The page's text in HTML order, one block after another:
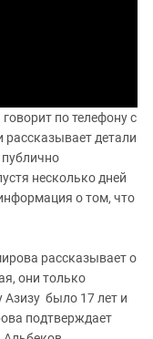
по телефону с
рассказывает детали
публично
несколько дней
о том, что
рассказывает о
они только
Азизу было 17 лет и
подтверждает